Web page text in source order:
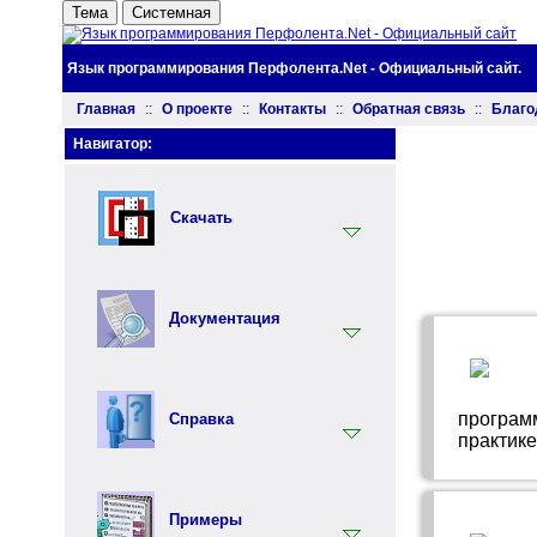
Тема Системная
Язык программирования Перфолента.Net - Официальный сайт.
Главная :: О проекте :: Контакты :: Обратная связь ::
Навигатор:
Скачать
Документация
Инструментарий
Документация
Синтаксис языка Перфолента
Практика программирования на
Объектно ориентированное
программирование (ООП) на
языке Перфолента
Справка
Встроенные функции
Примеры